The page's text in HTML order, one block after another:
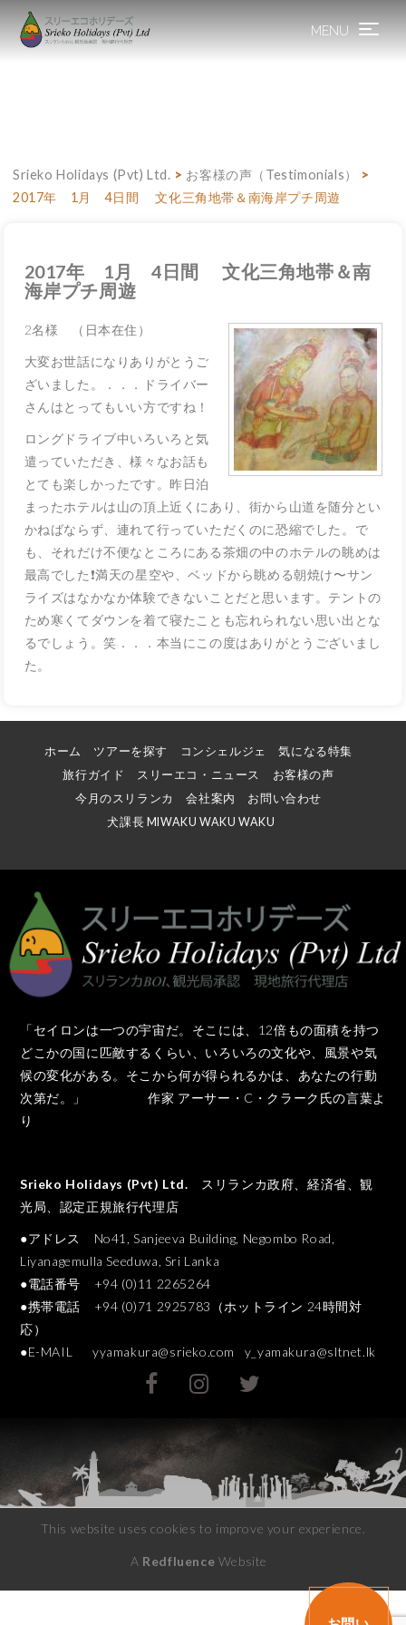
MENU Toggle
Srieko Holidays (Pvt) Ltd. > お客様の声（Testimonials）
>
2017年 1月 4日間 文化三角地帯＆南海岸プチ周遊
2017年 1月 4日間 文化三角地帯＆南
海岸プチ周遊
2名様 （日本在住）
大変お世話になりありがとうご
ざいました。．．．ドライバー
さんはとってもいい方ですね！
ロングドライブ中いろいろと気
遣っていただき、様々なお話も
とても楽しかったです。昨日泊
まったホテルは山の頂上近くにあり、街から山道を随分とい
かねばならず、連れて行っていただくのに恐縮でした。で
も、それだけ不便なところにある茶畑の中のホテルの眺めは
最高でした❗️満天の星空や、ベッドから眺める朝焼け〜サン
ライズはなかなか体験できないことだと思います。テントの
ため寒くてダウンを着て寝たことも忘れられない思い出とな
るでしょう。笑．．．本当にこの度はありがとうございまし
た。
ホーム ツアーを探す コンシェルジェ
気になる特集
旅行ガイド
スリーエコ・ニュース
お客様の声
今月のスリランカ
会社案内
お問い合わせ
犬課長 MIWAKU WAKU WAKU
「セイロンは一つの宇宙だ。そこには、12倍もの面積を持つ
どこかの国に匹敵するくらい、いろいろの文化や、風景や気
候の変化がある。そこから何が得られるかは、あなたの行動
次第だ。」 作家 アーサー・C・クラーク氏の言葉よ
り
Srieko Holidays (Pvt) Ltd. スリランカ政府、経済省、観
光局、認定正規旅行代理店
●アドレス No41, Sanjeeva Building, Negombo Road,
Liyanagemulla Seeduwa, Sri Lanka
●電話番号 +94 (0)11 2265264
●携帯電話 +94 (0)71 2925783（ホットライン 24時間対
応）
●E-MAIL yyamakura@srieko.com y_yamakura@sltnet.lk
This website uses cookies to improve your experience.
A Redfluence Website